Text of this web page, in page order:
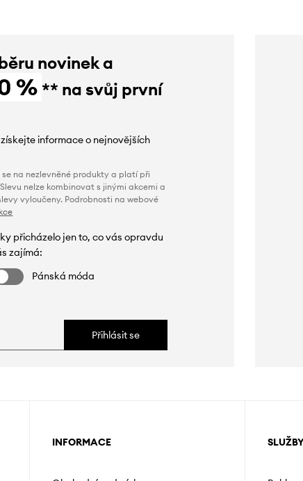
novinek a
% ** na svůj první
informace o nejnovějších
na nezlevněné produkty a platí při
nelze kombinovat s jinými akcemi a
vyloučeny. Podrobnosti na webové
přicházelo jen to, co vás opravdu
zajímá:
Pánská móda
Přihlásit se
INFORMACE